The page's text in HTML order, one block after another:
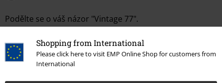
Shopping from International
Please click here to visit EMP Online Shop for customers from
International
Podělte se o váš názor "Vintage 77".
Napsat hodnocení